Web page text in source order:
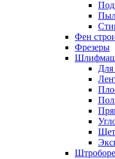
Фен
Фрезеры
Для